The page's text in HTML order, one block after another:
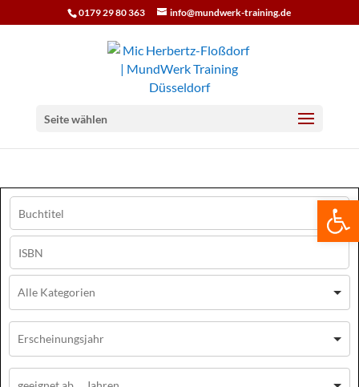
0179 29 80 363 info@mundwerk-training.de
Seite wählen